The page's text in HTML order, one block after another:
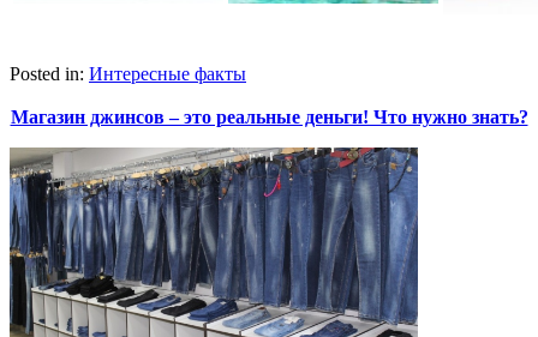
Posted in: Интересные факты
Магазин джинсов – это реальные деньги! Что нужно знать?